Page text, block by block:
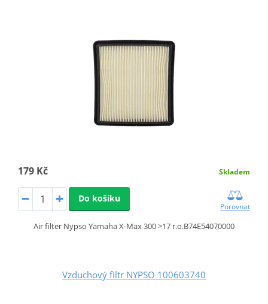
179 Kč Skladem
Do košíku
Porovnat
Air filter Nypso Yamaha X-Max 300 >17 r.o.B74E54070000
Vzduchový filtr NYPSO 100603740